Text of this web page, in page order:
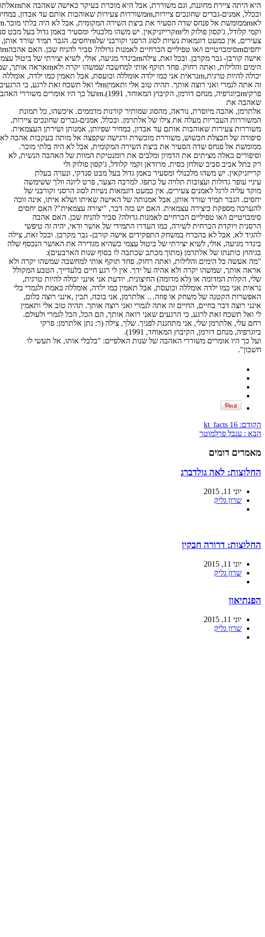
שאהבה את
אלתרמן, אהבה מיוסרת, נוראה, מהסוג שמותיר קורנות מדממים. איכשהו, כל תמונת
המשוררות העבריות מעלה את צילו של אלתרמן. ובכלל, אמנים-גברים שחונכים ציירות,
משוררות צעירות שאוהבות אותם עד אבדון, במחיר שפיותן, אמנותן ושירתן העצמאית.
סיפורה של חבצלת חבשוש, משוררת מוכשרת ורגישה שקפצה אל מותה בעקבות אהבה לא
ממומשת אל פנחס שדה הסעיר את ביצת השירה המקומית, אבל לא היה בלתי מוכר.
וסיפורים כאלה מציתים את הדמיון ומלבים את רומנטיקת המוות של האהבה הנשית, לא
רק בתל אביב סביב שולחן כסית. מרודאן וקמי קלודל, ג'קסון פולוק ולי
קרייזניקאין. יש משהו מלכנולי ומסעיר באמן גדול בעל מבט סנדקי, ונערה בעלת
עיניי עופר גדולות ועצובות תלויה על כתפו. למרבה הצער, פרט ליונה וולך ששימשה
מוקד עליה לרגל לאמנים צעירים, אין כמעט דוגמאות נשיות לסוג הרסני וקורבני של
יחסים. הגבר תמיד שורד אותן, אבל אמנותה של האישה שאיתו ושלא איתו, אינה זוכה
להערכה מספקת כיצירה עצמאית. האם יש כזה דבר, "יצירה עצמאית"? האם יחסים
סימבויטיים ו/או טפיליים הכרחיים לאמנות גדולה? סביר להניח שכן. האם אהבה
הרסנית ויוקדת הכרחית לשירה, כמו העדרו התמידי של אושר ודאי, יהיה זה טיפשי
להגיד לא. אבל לא בהכרח במשחק התפקידים אישה קורבן- גבר מקרבן. ובכל זאת, צילה
בינדר מגיעה, אולי, לשיא יצירתי של ביטול עצמי כשהיא מגדירה את האושר הנכסף שלה
בגיהוץ כותנתו של אלתרמן (מתוך מכתב שכתבה לו בסוף שנות הארבעים):
"מה אעשה כל הימים והלילות, ואתה רחוק. פחד תוקף אותי למחשבה שמשהו יקרה ולא
אראה אותך, שמשהו יקרה ולא אהיה על ידך. אין לי רגע חיים בלעדייך. הטבע המקולל
שלי, הקלות המדומה או (לא מדומה) החיצונית. יודעת אני אינני יכולה להיות טרגית,
נראית אני כמו ילדה אומללה וכועסת, אבל תאמין כמו ילדה, אומללה באמת ולגמרי בלי
האפשרות הקטנה של משחק או פוזה… אלתרמן, אני בוכה, תבין ,אינני רוצה כלום,
אינני רוצה דבר בחיים, החיים זה אתה לגמרי ואני רוצה אותך. תהיה טוב אלי ותאמין
לי ואל תשכח זאת לרגע, כי הרגעים שאני רואה אותך, הם הכל, הכל לגמרי ולעולם.
רחם עלי, אלתרמן שלי, אני מתחננת לפניך. שלך, צילה (ר: נתן אלתרמן: פרקי
ביוגרפיה, מנחם דורמן, הקיבוץ המאוחד, 1991).
ועל כך היו אומרים משוררי האהבה של שנות האלפיים: "בלבלי אותו, אל תעשי לו
חשבון".
הקודם:
הבא : ענבל פרלמוטר
מאמרים דומים
החלוצות: לאה גולדברג
יוני 11, 2015
שרון גליק
החלוצות: דרורה חבקין
יוני 11, 2015
שרון גליק
הפנתיאון
יוני 11, 2015
שרון גליק